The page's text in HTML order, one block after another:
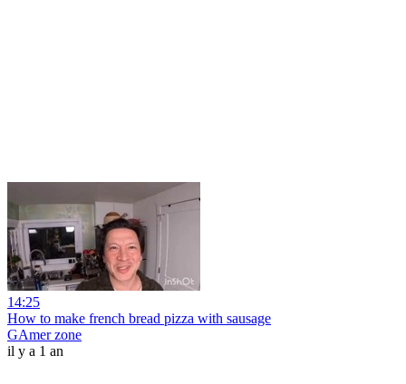
14:25
How to make french bread pizza with sausage
GAmer zone
il y a 1 an